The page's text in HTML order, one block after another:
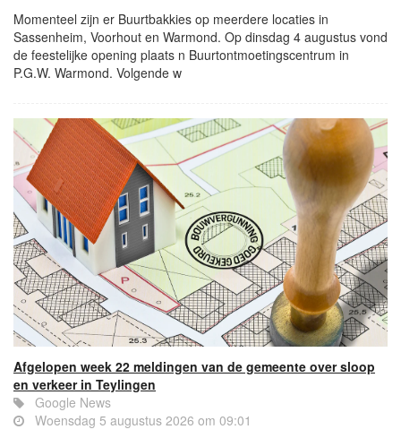
Momenteel zijn er Buurtbakkies op meerdere locaties in
Sassenheim, Voorhout en Warmond. Op dinsdag 4 augustus vond
de feestelijke opening plaats n Buurtontmoetingscentrum in
P.G.W. Warmond. Volgende w
Afgelopen week 22 meldingen van de gemeente over sloop
en verkeer in Teylingen
Google News
Woensdag 5 augustus 2026 om 09:01